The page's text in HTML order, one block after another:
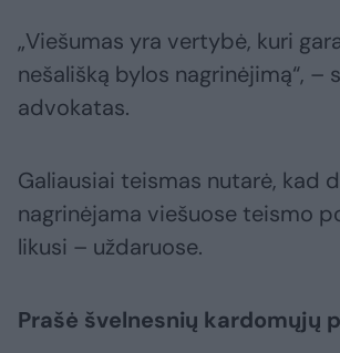
„Viešumas yra vertybė, kuri
nešališką bylos nagrinėjimą“, –
advokatas.
Galiausiai teismas nutarė, kad
nagrinėjama viešuose teismo
likusi – uždaruose.
Prašė švelnesnių kardomųjų